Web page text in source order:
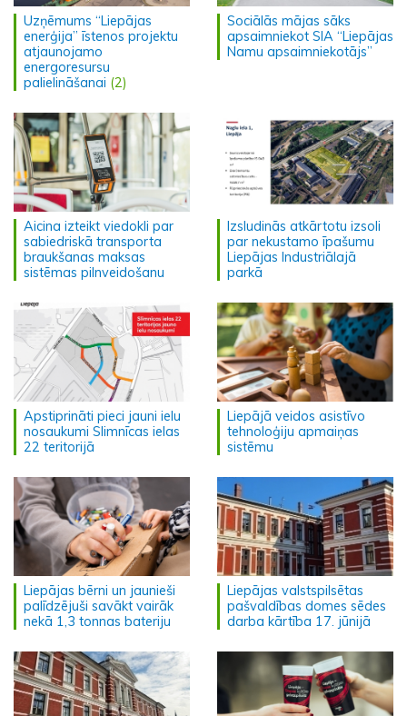
Uzņēmums “Liepājas
enerģija” īstenos projektu
atjaunojamo
energoresursu
palielināšanai (2)
Sociālās mājas sāks
apsaimniekot SIA “Liepājas
Namu apsaimniekotājs”
Aicina izteikt viedokli par
sabiedriskā transporta
braukšanas maksas
sistēmas pilnveidošanu
Izsludinās atkārtotu izsoli
par nekustamo īpašumu
Liepājas Industriālajā
parkā
Apstiprināti pieci jauni ielu
nosaukumi Slimnīcas ielas
22 teritorijā
Liepājā veidos asistīvo
tehnoloģiju apmaiņas
sistēmu
Liepājas bērni un jaunieši
palīdzējuši savākt vairāk
nekā 1,3 tonnas bateriju
Liepājas valstspilsētas
pašvaldības domes sēdes
darba kārtība 17. jūnijā